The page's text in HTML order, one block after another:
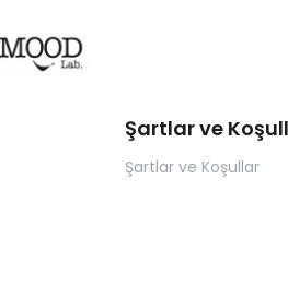
Şartlar ve
Şartlar ve Koşullar